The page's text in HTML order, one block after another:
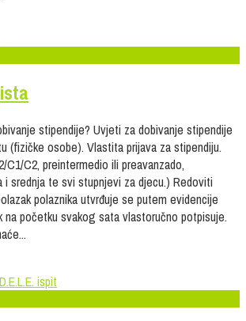
stipendije? Uvjeti za dobivanje stipendije
(fizičke osobe). Vlastita prijava za stipendiju.
C1/C2, preintermedio ili preavanzado,
i srednja te svi stupnjevi za djecu.) Redoviti
polaznika utvrđuje se putem evidencije
na početku svakog sata vlastoručno potpisuje.